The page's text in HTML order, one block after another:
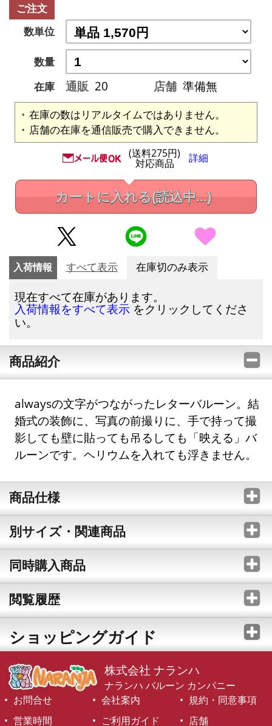
ご注文
数単位
数量
在庫
通販 20 店舗 準備無
在庫の数はリアルタイムではありません。
店舗の在庫を通信販売で購入できません。
(送料275円)
対応商品 詳細
カートに入れる(読込中...)
入荷情報 すべて表示 在庫切のみ表示
現在すべて在庫があります。
入荷情報をすべて表示 をクリックしてくださ
い。
商品紹介
alwaysの文字がつながったレターバルーン。結
婚式の装飾に、写真の前撮りに、手で持って撮
影しても壁に貼っても吊るしても「映える」バ
ルーンです。ヘリウムを入れても浮きません。
商品仕様
別サイズ・関連商品
同時購入商品
閲覧履歴
ショッピングガイド
株式会社 ナランハ
ナランハ バルーン カンパニー
お問合せ
会社案内
規約・同意事項
営業時間
ご利用ガイド 店舗